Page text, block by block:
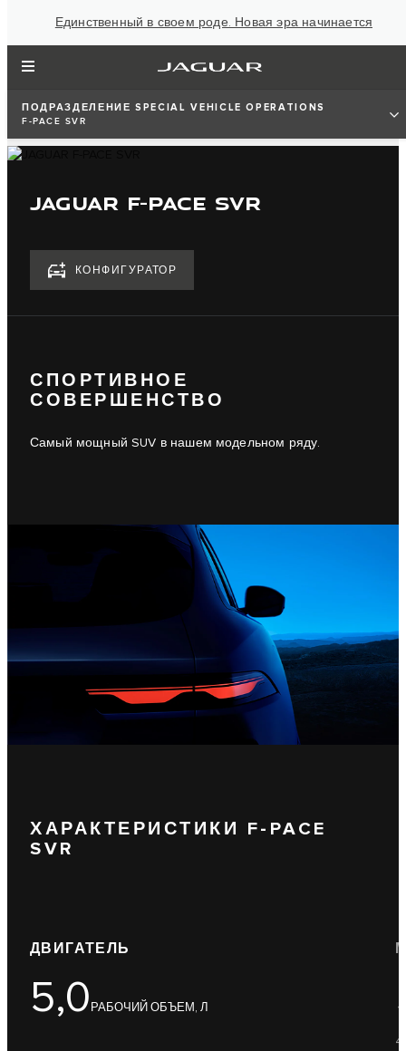
Единственный в своем роде. Новая эра начинается
ПОДРАЗДЕЛЕНИЕ SPECIAL VEHICLE OPERATIONS
F-PACE SVR
JAGUAR F-PACE SVR
КОНФИГУРАТОР
СПОРТИВНОЕ
СОВЕРШЕНСТВО
Самый мощный SUV в нашем модельном ряду.
ХАРАКТЕРИСТИКИ F-PACE
SVR
ДВИГАТЕЛЬ
5,0РАБОЧИЙ ОБЪЕМ, Л